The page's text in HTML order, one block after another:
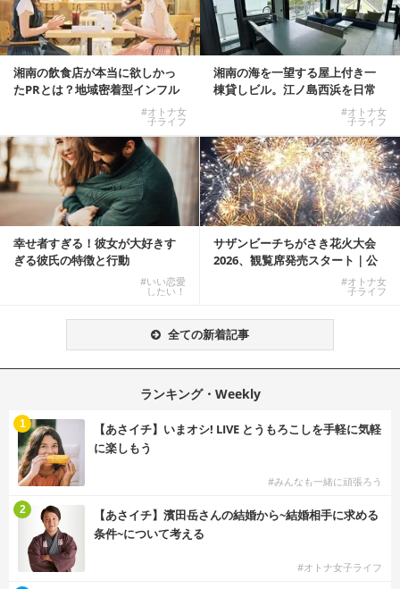
湘南の飲食店が本当に欲しかっ
たPRとは？地域密着型インフル
#オトナ女
子ライフ
湘南の海を一望する屋上付き一
棟貸しビル。江ノ島西浜を日常
#オトナ女
子ライフ
幸せ者すぎる！彼女が大好きす
ぎる彼氏の特徴と行動
#いい恋愛
したい！
サザンビーチちがさき花火大会
2026、観覧席発売スタート｜公
#オトナ女
子ライフ
全ての新着記事
ランキング・Weekly
【あさイチ】いまオシ! LIVE とうもろこしを手軽に気軽
に楽しもう
#みんなも一緒に頑張ろう
1
【あさイチ】濱田岳さんの結婚から~結婚相手に求める
条件~について考える
#オトナ女子ライフ
2